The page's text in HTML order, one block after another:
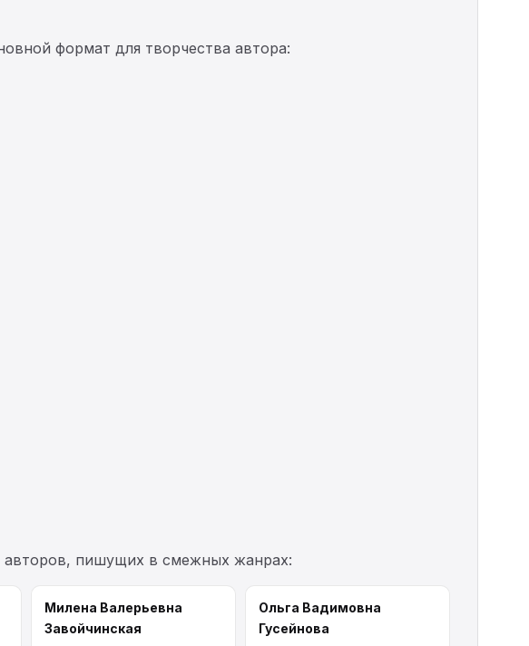
формат для творчества автора:
авторов, пишущих в смежных жанрах:
Милена Валерьевна
Завойчинская
Ольга Вадимовна
Гусейнова